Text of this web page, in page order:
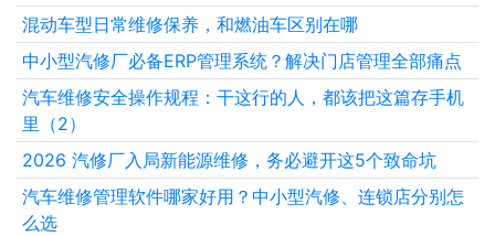
混动车型日常维修保养，和燃油车区别在哪
中小型汽修厂必备ERP管理系统？解决门店管理全部痛点
汽车维修安全操作规程：干这行的人，都该把这篇存手机
里（2）
2026 汽修厂入局新能源维修，务必避开这5个致命坑
汽车维修管理软件哪家好用？中小型汽修、连锁店分别怎
么选